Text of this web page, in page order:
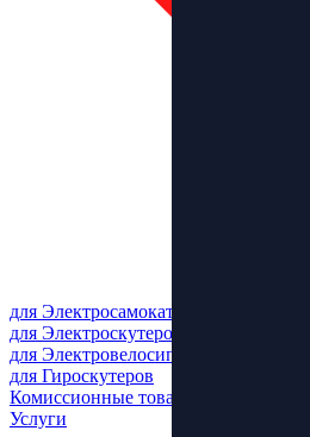
для Электросамокатов
для Электроскутеров
для Электровелосипедов
для Гироскутеров
Комиссионные товары
Услуги